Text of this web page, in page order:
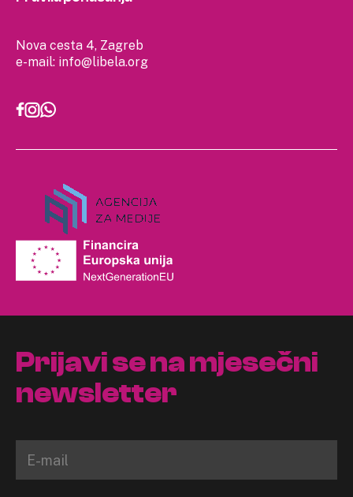
Nova cesta 4, Zagreb
e-mail: info@libela.org
Prijavi se na mjesečni
newsletter